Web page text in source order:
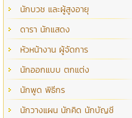
นักบวช และผู้สูงอายุ
ดารา นักแสดง
หัวหน้างาน ผู้จัดการ
นักออกแบบ ตกแต่ง
นักพูด พิธีกร
นักวางแผน นักคิด นักบัญชี